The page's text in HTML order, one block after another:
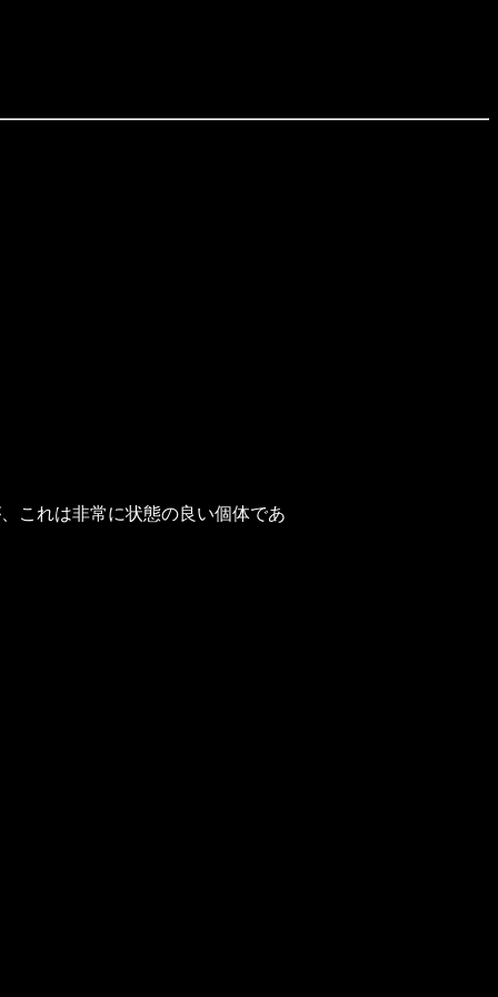
これは非常に状態の良い個体であ